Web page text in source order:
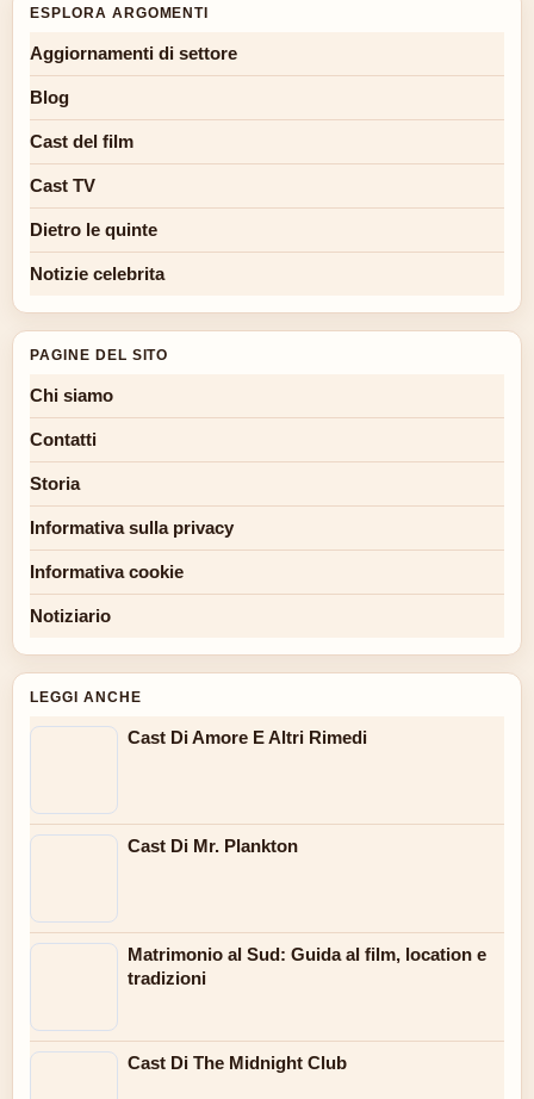
ESPLORA ARGOMENTI
Aggiornamenti di settore
Blog
Cast del film
Cast TV
Dietro le quinte
Notizie celebrita
PAGINE DEL SITO
Chi siamo
Contatti
Storia
Informativa sulla privacy
Informativa cookie
Notiziario
LEGGI ANCHE
Cast Di Amore E Altri Rimedi
Cast Di Mr. Plankton
Matrimonio al Sud: Guida al film, location e
tradizioni
Cast Di The Midnight Club